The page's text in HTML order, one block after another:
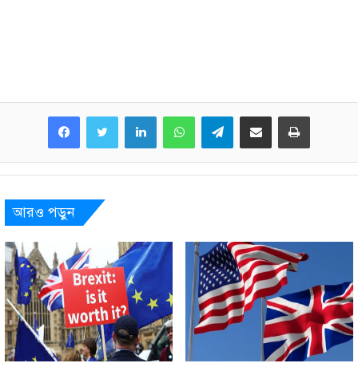
LinkedInWhatsAppTelegramShare via Email Print
আরও পড়ুন